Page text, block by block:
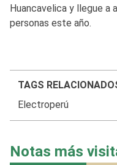
Huancavelica y llegue a
personas este año.
TAGS
Electroperú
Notas más